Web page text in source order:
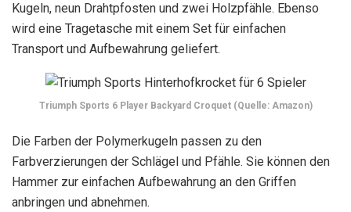
Kugeln, neun Drahtpfosten und zwei Holzpfähle. Ebenso
wird eine Tragetasche mit einem Set für einfachen
Transport und Aufbewahrung geliefert.
Triumph Sports 6 Player Backyard Croquet (Quelle: Amazon)
Die Farben der Polymerkugeln passen zu den
Farbverzierungen der Schlägel und Pfähle. Sie können den
Hammer zur einfachen Aufbewahrung an den Griffen
anbringen und abnehmen.